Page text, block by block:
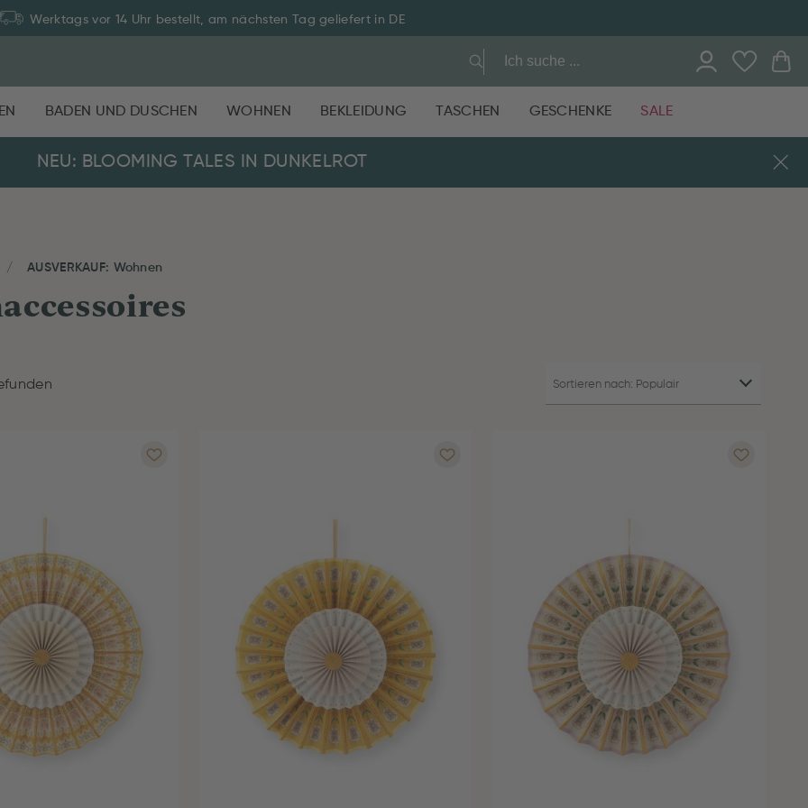
Werktags vor 14 Uhr bestellt, am nächsten Tag geliefert in DE
BADEN UND DUSCHEN WOHNEN BEKLEIDUNG TASCHEN GESCHENKE SALE
NEU: BLOOMING TALES IN DUNKELROT
AUSVERKAUF: Wohnen